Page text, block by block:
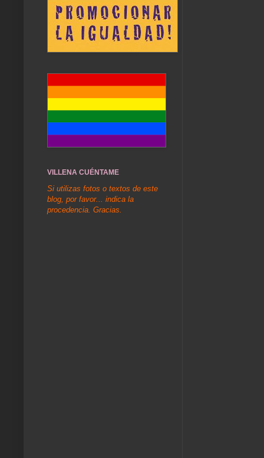
VILLENA CUÉNTAME
Si utilizas fotos o textos de este
blog, por favor... indica la
procedencia. Gracias.